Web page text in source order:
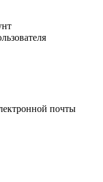
почты